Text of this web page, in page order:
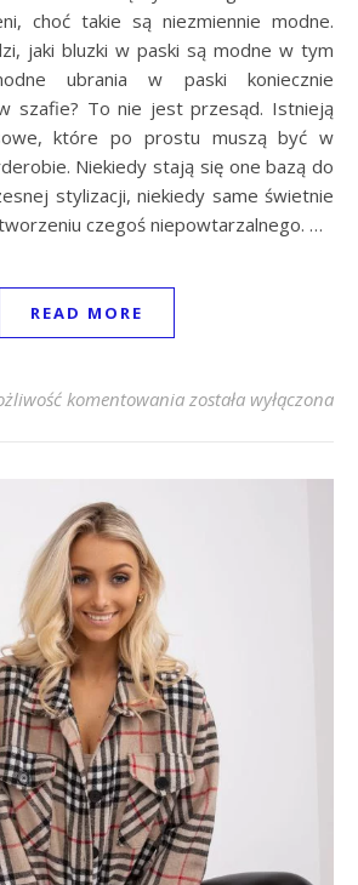
choć takie są niezmiennie modne.
jaki bluzki w paski są modne w tym
ubrania w paski koniecznie
szafie? To nie jest przesąd. Istnieją
które po prostu muszą być w
Niekiedy stają się one bazą do
stylizacji, niekiedy same świetnie
czegoś niepowtarzalnego. …
READ MORE
komentowania Modne ubrania w
została wyłączona